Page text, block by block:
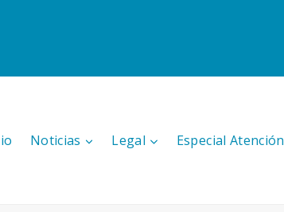
Noticias Legal Especial Atención